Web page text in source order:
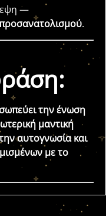
—
.
την ένωση
μαντική
αυτογνωσία και
με το